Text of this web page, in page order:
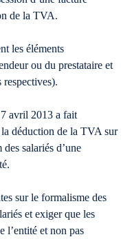
de la TVA.
les éléments
ou du prestataire et
respectives).
avril 2013 a fait
déduction de la TVA sur
salariés d’une
sur le formalisme des
et exiger que les
l’entité et non pas